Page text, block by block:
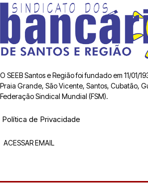
O SEEB Santos e Região foi fundado em 11/
Praia Grande, São Vicente, Santos, Cubatão,
Federação Sindical Mundial (FSM).
Política de Privacidade
ACESSAR EMAIL